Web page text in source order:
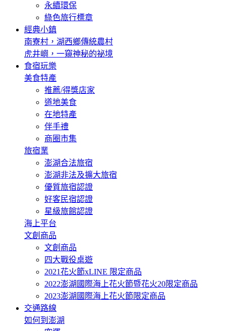
永續環保
綠色旅行標章
經典小鎮
南寮村，湖西鄉傳統農村
虎井嶼，一窺神秘的祕境
食宿玩樂
美食特產
推薦/得獎店家
道地美食
在地特產
伴手禮
商圈市集
旅宿業
澎湖合法旅宿
澎湖非法及擴大旅宿
優質旅宿認證
好客民宿認證
星級旅館認證
海上平台
文創商品
文創商品
四大戰役桌遊
2021花火節xLINE 限定商品
2022澎湖國際海上花火節暨花火20限定商品
2023澎湖國際海上花火節限定商品
交通路線
如何到澎湖